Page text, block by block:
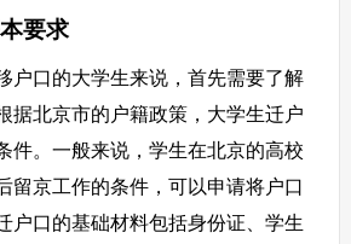
要求
户口的大学生来说，首先需要了解
据北京市的户籍政策，大学生迁户
件。一般来说，学生在北京的高校
留京工作的条件，可以申请将户口
户口的基础材料包括身份证、学生